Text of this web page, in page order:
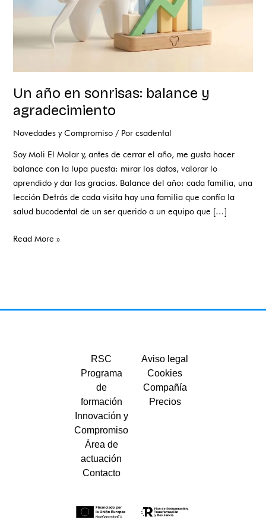
Un año en sonrisas: balance y
agradecimiento
Novedades y Compromiso / Porcsadental
Soy Moli El Molar y, antes de cerrar el año, me gusta hacer
balance con la lupa puesta: mirar los datos, valorar lo
aprendido y dar las gracias. Balance del año: cada familia, una
lección Detrás de cada visita hay una familia que confía la
salud bucodental de un ser querido a un equipo que […]
Read More »
RSC
Programa
de
formación
Innovación y
Compromiso
Área de
actuación
Contacto
Aviso legal
Cookies
Compañía
Precios